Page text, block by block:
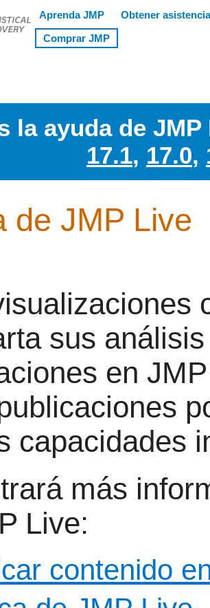
la ayuda de
17.1, 17.0,
de JMP Live
sus
en
capacidades
más
Live:
contenido